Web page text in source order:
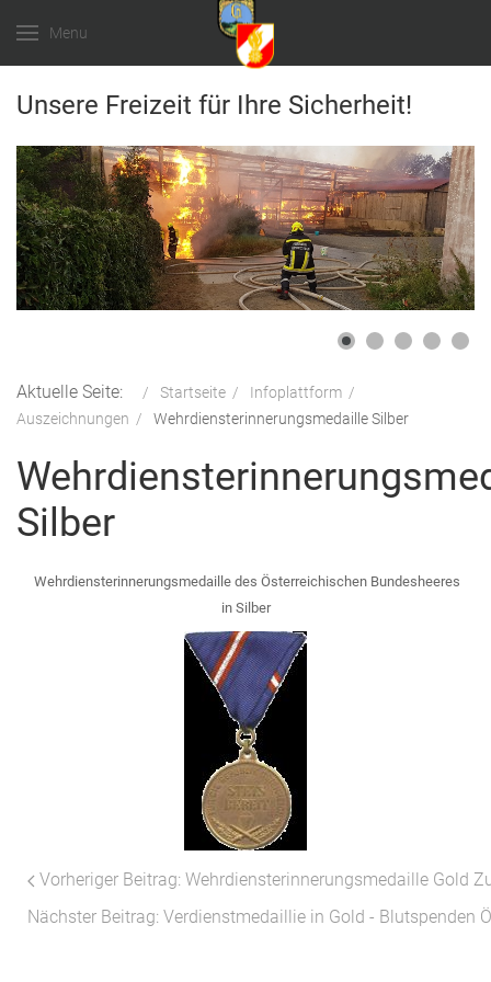
Menu
Unsere Freizeit für Ihre Sicherheit!
Aktuelle Seite: Startseite
Infoplattform
Auszeichnungen
Wehrdiensterinnerungsmedaille Silber
Silber
Wehrdiensterinnerungsmedaille des Österreichischen Bundesheeres
in Silber
Vorheriger Beitrag: Wehrdiensterinnerungsmedaille Gold
Nächster Beitrag: Verdienstmedaillie in Gold - Blutspenden